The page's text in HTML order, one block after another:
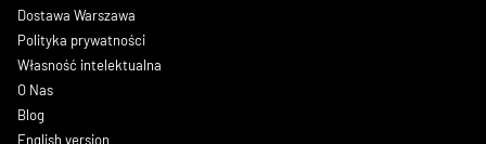
Dostawa Warszawa
Polityka prywatności
Własność intelektualna
O Nas
Blog
English version